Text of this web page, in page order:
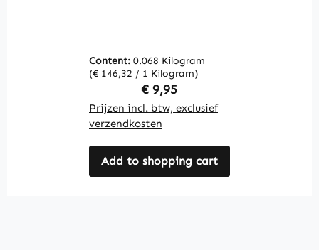
Warnke Vitalstoffe
Content: 0.068 Kilogram
(€ 146,32 / 1 Kilogram)
Regular price:
€ 9,95
Prijzen incl. btw, exclusief
verzendkosten
Add to shopping cart